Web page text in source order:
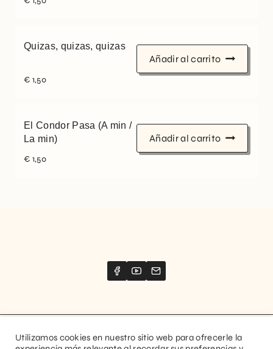
Quizas, quizas, quizas
€ 1,50
Añadir al carrito
El Condor Pasa (A min /
La min)
€ 1,50
Añadir al carrito
Utilizamos cookies en nuestro sitio web para ofrecerle la